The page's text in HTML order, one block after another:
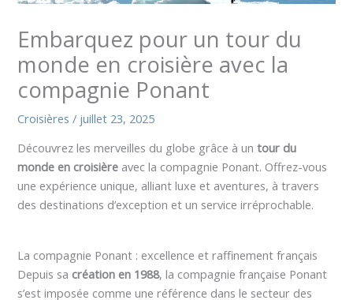
Embarquez pour un tour du
monde en croisière avec la
compagnie Ponant
Croisières / juillet 23, 2025
Découvrez les merveilles du globe grâce à untour du
monde en croisière avec la compagnie Ponant. Offrez-vous
une expérience unique, alliant luxe et aventures, à travers
des destinations d’exception et un service irréprochable.
La compagnie Ponant : excellence et raffinement français
Depuis sa création en 1988, la compagnie française Ponant
s’est imposée comme une référence dans le secteur des